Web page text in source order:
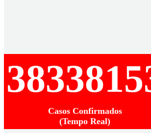
Casos Confirmados
(Tempo Real)